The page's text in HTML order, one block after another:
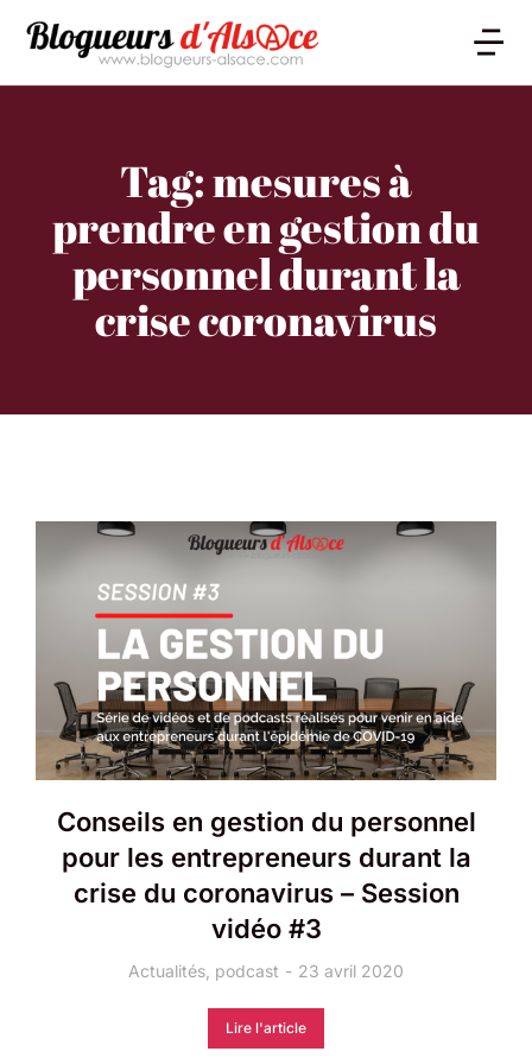
Tag: mesures à
prendre en gestion du
personnel durant la
crise coronavirus
Conseils en gestion du personnel
pour les entrepreneurs durant la
crise du coronavirus – Session
vidéo #3
Actualités podcast 23 avril 2020
Lire l'article